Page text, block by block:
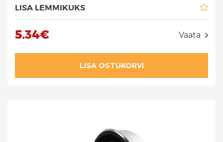
LISA LEMMIKUKS
5.34€ Vaata
LISA OSTUKORVI